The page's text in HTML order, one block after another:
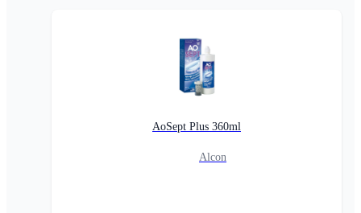
AoSept Plus 360ml
Alcon